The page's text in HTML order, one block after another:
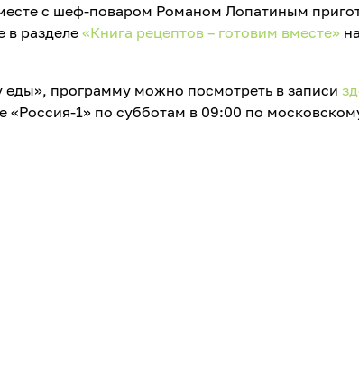
с шеф-поваром Романом Лопатиным
в разделе «Книга рецептов – готовим вместе»
программу можно посмотреть в записи
«Россия-1» по субботам в 09:00 по